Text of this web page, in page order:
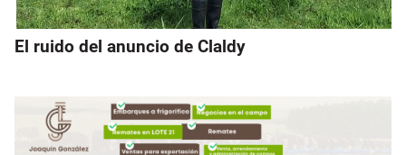
El ruido del anuncio de Claldy